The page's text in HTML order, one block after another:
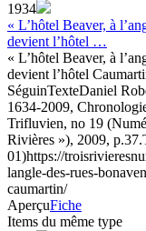
1934
« L’hôtel Beaver, à
devient l’hôtel …
« L’hôtel Beaver, à
devient l’hôtel
SéguinTexteDaniel
1634-2009,
Trifluvien, no 19
Rivières »), 2009, p.37.
01)https://
langle-des-rues-
caumartin/
AperçuFiche
Items du même type